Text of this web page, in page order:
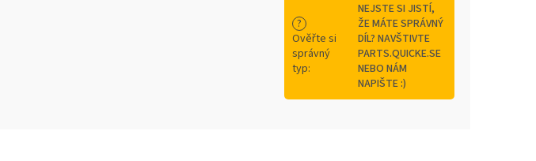
?
Ověřte si
správný
typ:
NEJSTE SI JISTÍ,
ŽE MÁTE SPRÁVNÝ
DÍL? NAVŠTIVTE
PARTS.QUICKE.SE
NEBO NÁM
NAPIŠTE :)